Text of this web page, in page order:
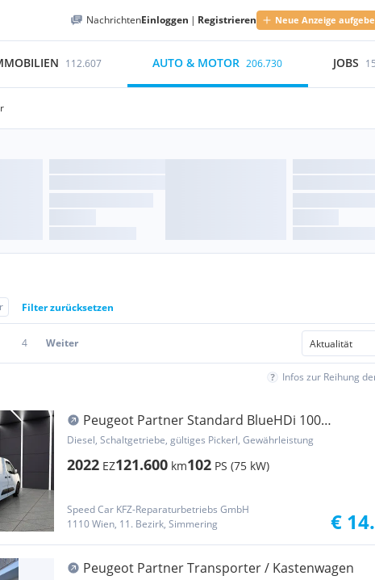
NachrichtenEinloggen | Registrieren Neue Anzeige
112.607 AUTO & MOTOR 206.730 JOBS
Filter zurücksetzen
4 Weiter
Infos zur Reihung
Peugeot Partner Standard BlueHDi 100
Premium Transporter / Kastenwagen
Diesel, Schaltgetriebe, gültiges Pickerl, Gewährleistung
2022 EZ121.600 km102 PS (75 kW)
Speed Car KFZ-Reparaturbetriebs GmbH
1110 Wien, 11. Bezirk, Simmering
€
Peugeot Partner Transporter / Kastenwagen